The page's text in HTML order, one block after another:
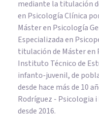
mediante la titulación
en Psicología Clínica
Máster en Psicología
Especializada en
titulación de Máster en
Instituto Técnico de
infanto-juvenil, de
desde hace más de 10
Rodríguez - Psicologia
desde 2016.